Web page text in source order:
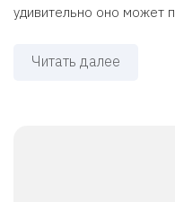
удивительно оно может
Читать далее